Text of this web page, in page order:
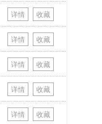
详情 收藏
详情 收藏
详情 收藏
详情 收藏
详情 收藏